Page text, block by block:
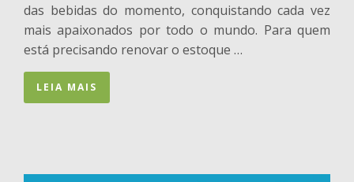
das bebidas do momento, conquistando cada vez
mais apaixonados por todo o mundo. Para quem
está precisando renovar o estoque …
LEIA MAIS